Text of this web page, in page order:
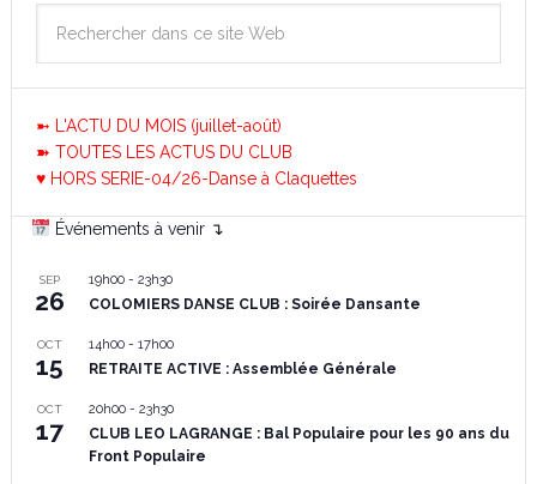
➼ L'ACTU DU MOIS (juillet-août)
➽ TOUTES LES ACTUS DU CLUB
♥ HORS SERIE-04/26-Danse à Claquettes
Événements à venir ↴
SEP
26
19h00- 23h30
COLOMIERS DANSE CLUB : Soirée Dansante
OCT
15
14h00- 17h00
RETRAITE ACTIVE : Assemblée Générale
OCT
17
20h00- 23h30
CLUB LEO LAGRANGE : Bal Populaire pour les 90 ans du
Front Populaire